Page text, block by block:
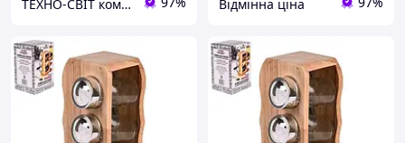
ТЕХНО-СВІТ компьютерна техніка, мобільні аксесуари, електронна техніка та багато іншого. Відмінна ціна